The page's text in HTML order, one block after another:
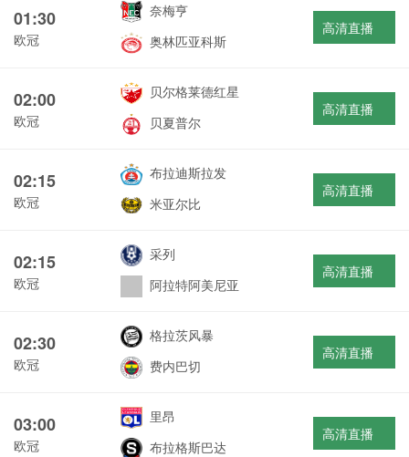
01:30
欧冠
奈梅亨
奥林匹亚科斯
高清直播
02:00
欧冠
贝尔格莱德红星
贝夏普尔
高清直播
02:15
欧冠
布拉迪斯拉发
米亚尔比
高清直播
02:15
欧冠
采列
阿拉特阿美尼亚
高清直播
02:30
欧冠
格拉茨风暴
费内巴切
高清直播
03:00
欧冠
里昂
布拉格斯巴达
高清直播